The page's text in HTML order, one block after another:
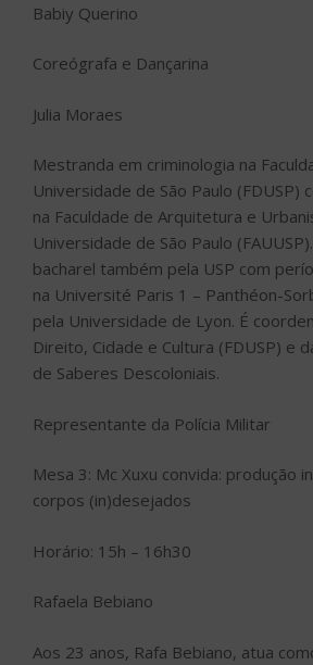
Babiy Querino
Coreógrafa e Dançarina
Julia Moraes
Mestranda em criminologia na
Universidade de São Paulo (FDUSP)
na Faculdade de Arquitetura e
Universidade de São Paulo
bacharel também pela USP com
na Université Paris 1 – Panthéon-
pela Universidade de Lyon. É
Direito, Cidade e Cultura (FDUSP) e
de Saberes Descoloniais.
Representante da Polícia Militar
Mesa 3: Mc Xuxu convida: produção
corpos (in)desejados
Horário: 15h – 16h30
Rafaela Bebiano
Aos 23 anos, Rafa Bebiano, atua